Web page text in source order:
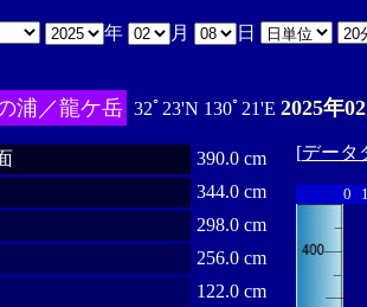
年 月 日
浦／龍ケ岳 32ﾟ23'N 130ﾟ21'E 2025年
390.0 cm
344.0 cm
298.0 cm
256.0 cm
122.0 cm
[データ
0